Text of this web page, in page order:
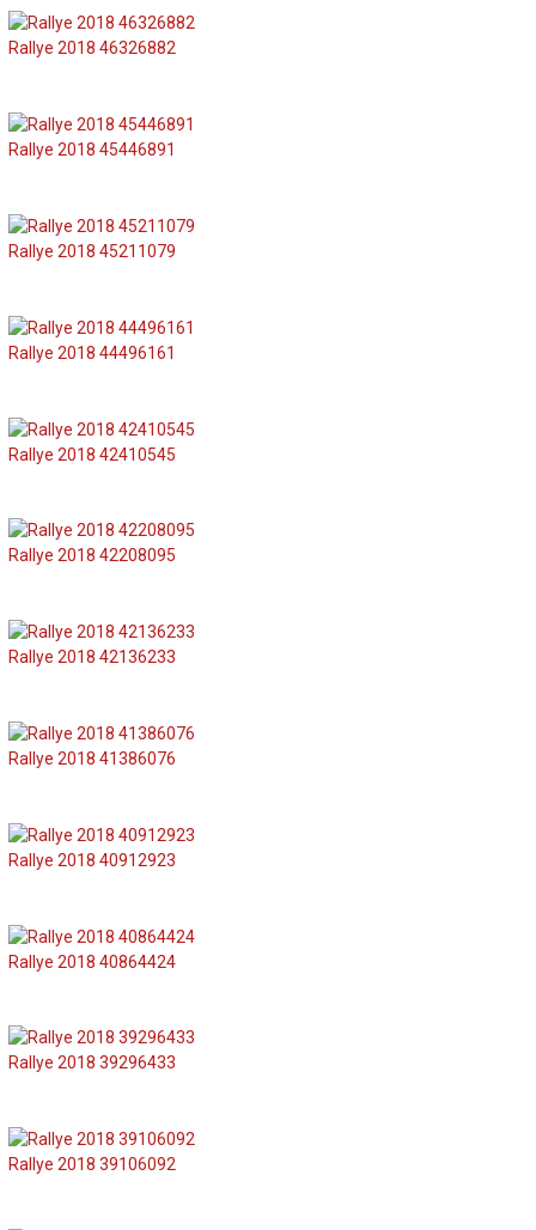
Rallye 2018 46326882
Rallye 2018 45446891
Rallye 2018 45211079
Rallye 2018 44496161
Rallye 2018 42410545
Rallye 2018 42208095
Rallye 2018 42136233
Rallye 2018 41386076
Rallye 2018 40912923
Rallye 2018 40864424
Rallye 2018 39296433
Rallye 2018 39106092